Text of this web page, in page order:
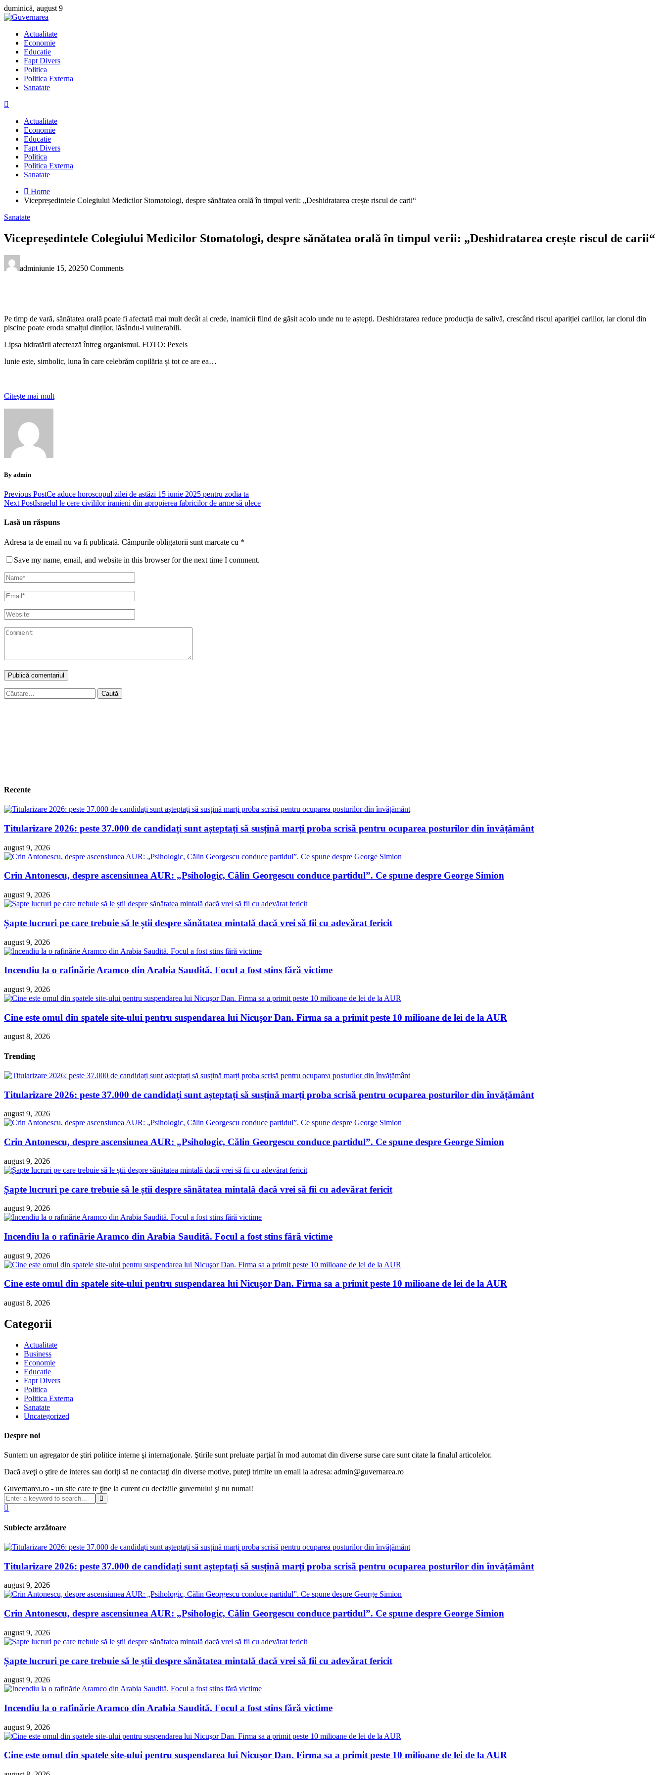
Skip
to
duminică, august 9
Actualitate
Economie
Educatie
Fapt Divers
Politica
Politica Externa
Sanatate
Actualitate
Economie
Educatie
Fapt Divers
Politica
Politica Externa
Sanatate
Home
Vicepreședintele Colegiului Medicilor Stomatologi, despre sănătatea orală în timpul verii: „Deshidratarea crește riscul de carii“
Sanatate
Vicepreședintele Colegiului Medicilor Stomatologi, despre sănătatea orală în timpul verii: „Deshidratarea crește riscul de carii“
adminiunie 15, 20250 Comments
Pe timp de vară, sănătatea orală poate fi afectată mai mult decât ai crede, inamicii fiind de găsit acolo unde nu te aștepți. Deshidratarea reduce producția de salivă, crescând riscul apariției cariilor, iar clorul din
piscine poate eroda smalțul dinților, lăsându-i vulnerabili.
Lipsa hidratării afectează întreg organismul. FOTO: Pexels
Iunie este, simbolic, luna în care celebrăm copilăria și tot ce are ea…
Citeşte mai mult
By admin
Previous PostCe aduce horoscopul zilei de astăzi 15 iunie 2025 pentru zodia ta
Next PostIsraelul le cere civililor iranieni din apropierea fabricilor de arme să plece
Lasă un răspuns
Adresa ta de email nu va fi publicată. Câmpurile obligatorii sunt marcate cu *
Save my name, email, and website in this browser for the next time I comment.
Caută
după:
Recente
Titularizare 2026: peste 37.000 de candidați sunt așteptați să susțină marți proba scrisă pentru ocuparea posturilor din învățământ
august 9, 2026
Crin Antonescu, despre ascensiunea AUR: „Psihologic, Călin Georgescu conduce partidul”. Ce spune despre George Simion
august 9, 2026
Șapte lucruri pe care trebuie să le știi despre sănătatea mintală dacă vrei să fii cu adevărat fericit
august 9, 2026
Incendiu la o rafinărie Aramco din Arabia Saudită. Focul a fost stins fără victime
august 9, 2026
Cine este omul din spatele site-ului pentru suspendarea lui Nicuşor Dan. Firma sa a primit peste 10 milioane de lei de la AUR
august 8, 2026
Trending
Titularizare 2026: peste 37.000 de candidați sunt așteptați să susțină marți proba scrisă pentru ocuparea posturilor din învățământ
august 9, 2026
Crin Antonescu, despre ascensiunea AUR: „Psihologic, Călin Georgescu conduce partidul”. Ce spune despre George Simion
august 9, 2026
Șapte lucruri pe care trebuie să le știi despre sănătatea mintală dacă vrei să fii cu adevărat fericit
august 9, 2026
Incendiu la o rafinărie Aramco din Arabia Saudită. Focul a fost stins fără victime
august 9, 2026
Cine este omul din spatele site-ului pentru suspendarea lui Nicuşor Dan. Firma sa a primit peste 10 milioane de lei de la AUR
august 8, 2026
Categorii
Actualitate
Business
Economie
Educatie
Fapt Divers
Politica
Politica Externa
Sanatate
Uncategorized
Despre noi
Suntem un agregator de ştiri politice interne şi internaţionale. Ştirile sunt preluate parţial în mod automat din diverse surse care sunt citate la finalul articolelor.
Dacă aveţi o ştire de interes sau doriţi să ne contactaţi din diverse motive, puteţi trimite un email la adresa: admin@guvernarea.ro
Guvernarea.ro - un site care te ţine la curent cu deciziile guvernului şi nu numai!
Subiecte arzătoare
Titularizare 2026: peste 37.000 de candidați sunt așteptați să susțină marți proba scrisă pentru ocuparea posturilor din învățământ
august 9, 2026
Crin Antonescu, despre ascensiunea AUR: „Psihologic, Călin Georgescu conduce partidul”. Ce spune despre George Simion
august 9, 2026
Șapte lucruri pe care trebuie să le știi despre sănătatea mintală dacă vrei să fii cu adevărat fericit
august 9, 2026
Incendiu la o rafinărie Aramco din Arabia Saudită. Focul a fost stins fără victime
august 9, 2026
Cine este omul din spatele site-ului pentru suspendarea lui Nicuşor Dan. Firma sa a primit peste 10 milioane de lei de la AUR